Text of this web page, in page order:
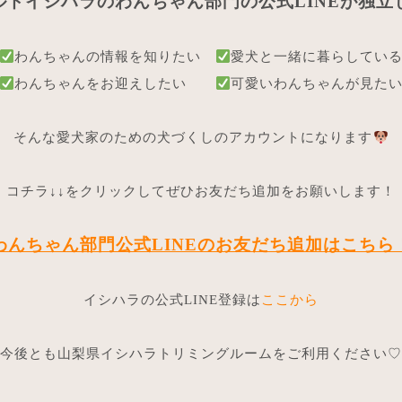
わんちゃんの情報を知りたい
愛犬と一緒に暮らしている
わんちゃんをお迎えしたい
可愛いわんちゃんが見たい
そんな愛犬家のための犬づくしのアカウントになります
コチラ↓↓をクリックしてぜひお友だち追加をお願いします！
んちゃん部門公式LINEのお友だち追加はこちら
イシハラの公式LINE登録は ここから
今後とも山梨県イシハラトリミングルームをご利用ください♡